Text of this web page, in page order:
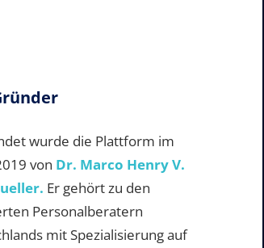
wurde die Plattform im
von Dr. Marco Henry V.
Er gehört zu den
Personalberatern
mit Spezialisierung auf